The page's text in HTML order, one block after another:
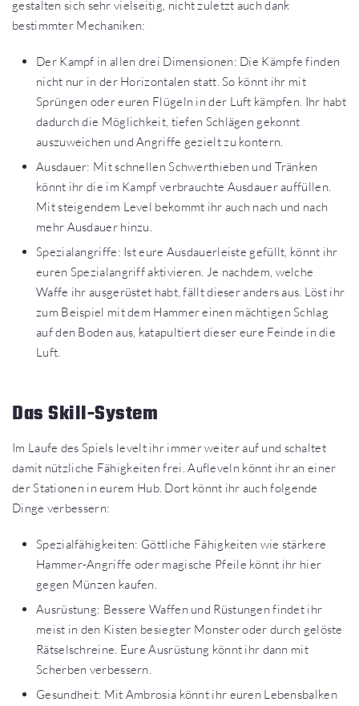
gestalten sich sehr vielseitig, nicht zuletzt auch dank
bestimmter Mechaniken:
Der Kampf in allen drei Dimensionen: Die Kämpfe finden
nicht nur in der Horizontalen statt. So könnt ihr mit
Sprüngen oder euren Flügeln in der Luft kämpfen. Ihr habt
dadurch die Möglichkeit, tiefen Schlägen gekonnt
auszuweichen und Angriffe gezielt zu kontern.
Ausdauer: Mit schnellen Schwerthieben und Tränken
könnt ihr die im Kampf verbrauchte Ausdauer auffüllen.
Mit steigendem Level bekommt ihr auch nach und nach
mehr Ausdauer hinzu.
Spezialangriffe: Ist eure Ausdauerleiste gefüllt, könnt ihr
euren Spezialangriff aktivieren. Je nachdem, welche
Waffe ihr ausgerüstet habt, fällt dieser anders aus. Löst ihr
zum Beispiel mit dem Hammer einen mächtigen Schlag
auf den Boden aus, katapultiert dieser eure Feinde in die
Luft.
Das Skill-System
Im Laufe des Spiels levelt ihr immer weiter auf und schaltet
damit nützliche Fähigkeiten frei. Aufleveln könnt ihr an einer
der Stationen in eurem Hub. Dort könnt ihr auch folgende
Dinge verbessern:
Spezialfähigkeiten: Göttliche Fähigkeiten wie stärkere
Hammer-Angriffe oder magische Pfeile könnt ihr hier
gegen Münzen kaufen.
Ausrüstung: Bessere Waffen und Rüstungen findet ihr
meist in den Kisten besiegter Monster oder durch gelöste
Rätselschreine. Eure Ausrüstung könnt ihr dann mit
Scherben verbessern.
Gesundheit: Mit Ambrosia könnt ihr euren Lebensbalken